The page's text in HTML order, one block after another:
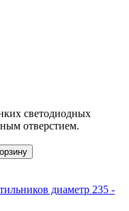
светодиодных
отверстием.